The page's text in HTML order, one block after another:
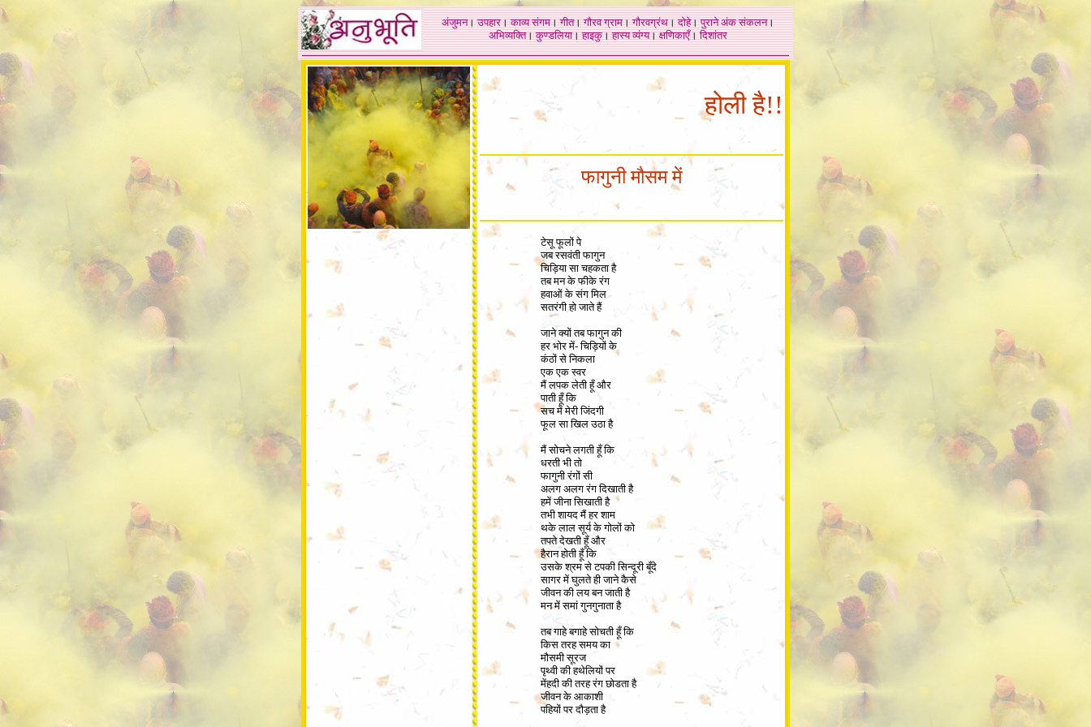
अंजुमन।उपहार।काव्य संगम।गीत।गौरव ग्राम।गौरवग्रंथ।दोहे।पुराने अंक संकलन।
अभिव्यक्ति।कुण्डलिया।हाइकु।हास्य व्यंग्य।क्षणिकाएँ।दिशांतर
होली है!!
फागुनी मौसम में
टेसू फूलों पे
जब रसवंती फागुन
चिड़िया सा चहकता है
तब मन के फीके रंग
हवाओं के संग मिल
सतरंगी हो जाते हैं
जाने क्यों तब फागुन की
हर भोर में- चिड़ियों के
कंठों से निकला
एक एक स्वर
मैं लपक लेती हूँ और
पाती हूँ कि
सच में मेरी जिंदगी
फूल सा खिल उठा है
मैं सोचने लगती हूँ कि
धरती भी तो
फागुनी रंगों सी
अलग अलग रंग दिखाती है
हमें जीना सिखाती है
तभी शायद मैं हर शाम
थके लाल सूर्य के गोलों को
तपते देखती हूँ और
हैरान होती हूँ कि
उसके श्रम से टपकी सिन्दूरी बूँदे
सागर में घुलते ही जाने कैसे
जीवन की लय बन जाती है
मन में समां गुनगुनाता है
तब गाहे बगाहे सोचती हूँ कि
किस तरह समय का
मौसमी सूरज
पृथ्वी की हथेलियों पर
मेंहदी की तरह रंग छोडता है
जीवन के आकाशी
पहियों पर दौड़ता है